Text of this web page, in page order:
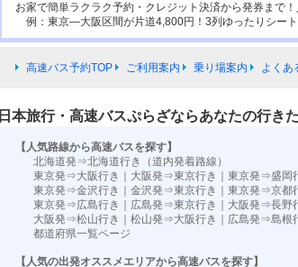
お家で簡単ラクラク予約・クレジット決済から発券まで
例：東京―大阪区間が片道4,800円！3列ゆったりシート
高速バス予約TOP ご利用案内 乗り場案内 よくあ
日本旅行・高速バスぷらざならあなたの行き
【人気路線から高速バスを探す】
北海道発⇒北海道行き（道内発着路線）
東京発⇒大阪行き
大阪発⇒東京行き 東京発⇒盛岡
東京発⇒金沢行き
金沢発⇒東京行き 東京発⇒京都
東京発⇒広島行き
広島発⇒東京行き 大阪発⇒長野
大阪発⇒松山行き
松山発⇒大阪行き 広島発⇒島根
都道府県一覧ページ
【人気の出発オススメエリアから高速バスを探す】